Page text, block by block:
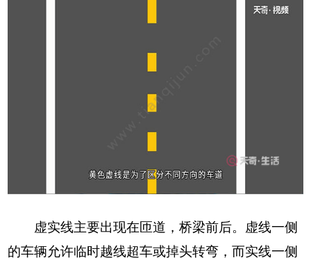
虚实线主要出现在匝道，桥梁前后。虚线一侧
的车辆允许临时越线超车或掉头转弯，而实线一侧